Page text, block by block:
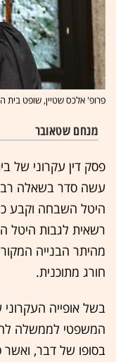
פרופ' אלכס שטיין, שופט בית
מנחם שטאובר
פסק דין עקרוני של
עשה סדר בשאלה רבת
היטל השבחה וקבע כי
רשאית לגבות היטל
מהיתר הבנייה
חורג מתוכנית.
בשל אופייה
המשפטי לממשלה
בסופו של דבר,